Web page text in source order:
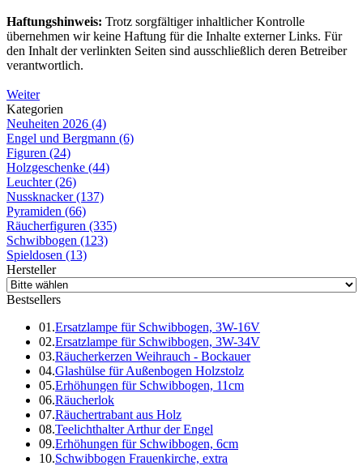
Haftungshinweis: Trotz sorgfältiger inhaltlicher Kontrolle
übernehmen wir keine Haftung für die Inhalte externer Links. Für
den Inhalt der verlinkten Seiten sind ausschließlich deren Betreiber
verantwortlich.
Weiter
Kategorien
Neuheiten 2026 (4)
Engel und Bergmann (6)
Figuren (24)
Holzgeschenke (44)
Leuchter (26)
Nussknacker (137)
Pyramiden (66)
Räucherfiguren (335)
Schwibbogen (123)
Spieldosen (13)
Hersteller
Bestsellers
01.Ersatzlampe für Schwibbogen, 3W-16V
02.Ersatzlampe für Schwibbogen, 3W-34V
03.Räucherkerzen Weihrauch - Bockauer
04.Glashülse für Außenbogen Holzstolz
05.Erhöhungen für Schwibbogen, 11cm
06.Räucherlok
07.Räuchertrabant aus Holz
08.Teelichthalter Arthur der Engel
09.Erhöhungen für Schwibbogen, 6cm
10.Schwibbogen Frauenkirche, extra